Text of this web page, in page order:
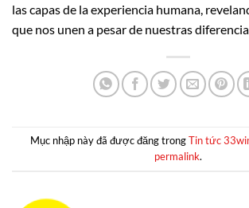
las capas de la experiencia humana,
que nos unen a pesar de nuestras
Mục nhập này đã được đăng trongTin tức
permalink.